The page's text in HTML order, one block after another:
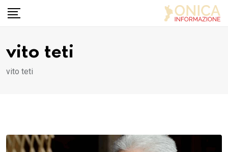
Skip
vito teti
vito teti